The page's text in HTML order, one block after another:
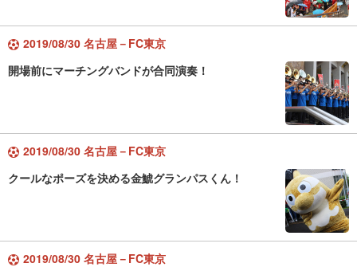
2019/08/30 名古屋－FC東京
開場前にマーチングバンドが合同演奏！
2019/08/30 名古屋－FC東京
クールなポーズを決める金鯱グランパスくん！
2019/08/30 名古屋－FC東京